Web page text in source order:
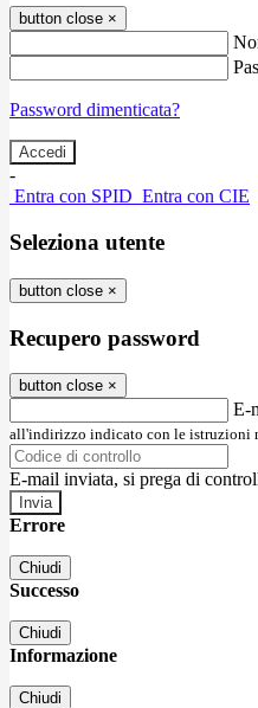
button close ×
Password dimenticata?
-
Entra con SPID Entra con CIE
Seleziona utente
button close ×
Recupero password
button close ×
E-
all'indirizzo indicato con le istruzioni
E-mail inviata, si prega di
Errore
Chiudi
Successo
Chiudi
Informazione
Chiudi